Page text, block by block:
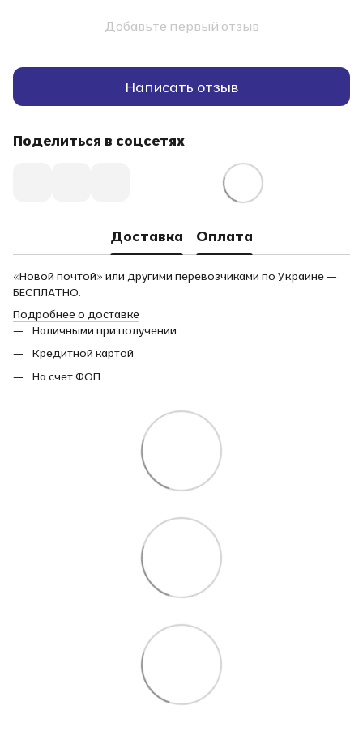
Добавьте первый отзыв
Написать отзыв
Поделиться в соцсетях
Доставка Оплата
«Новой почтой» или другими перевозчиками по Украине —
БЕСПЛАТНО.
Подробнее о доставке
Наличными при получении
Кредитной картой
На счет ФОП